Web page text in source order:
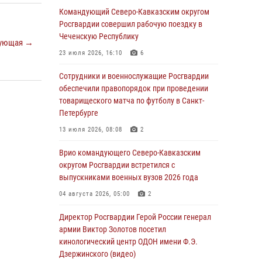
→
Росгвардейцы провели выставку вооружения
для участников сбора «Гвардеец» в Пензе
(видео)
06 августа 2026, 12:00
В Курске росгвардейцы приняли участие в
митинге, посвященном второй годовщине
вторжения ВСУ на территорию области
06 августа 2026, 11:56
задержал правонарушителя, угрожавшего
подростку травматическим пистолетом
06 августа 2026, 11:33 1
ликвидирована крупная нарколаборатория
06 августа 2026, 11:27
В Москве росгвардейцы задержали троих
Командующий Северо-Кавказским округом
Росгвардии совершил рабочую поездку в
Чеченскую Республику
23 июля 2026, 16:10 6
Сотрудники и военнослужащие Росгвардии
обеспечили правопорядок при проведении
товарищеского матча по футболу в Санкт-
Петербурге
13 июля 2026, 08:08 2
Врио командующего Северо-Кавказским
округом Росгвардии встретился с
выпускниками военных вузов 2026 года
04 августа 2026, 05:00 2
Директор Росгвардии Герой России генерал
армии Виктор Золотов посетил
кинологический центр ОДОН имени Ф.Э.
Дзержинского (видео)